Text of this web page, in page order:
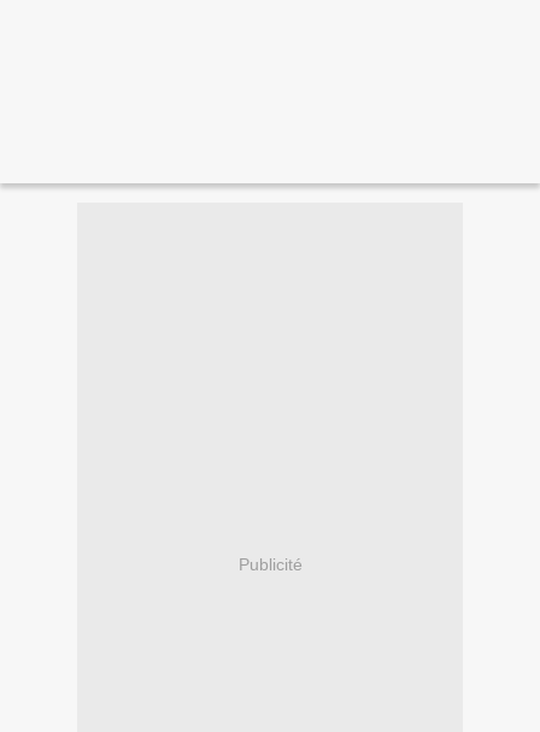
Publicité